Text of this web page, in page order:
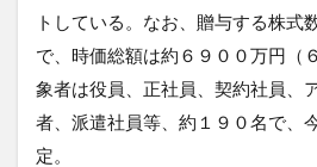
トしている。なお、贈与する株式
で、時価総額は約６９００万円（
象者は役員、正社員、契約社員、
者、派遣社員等、約１９０名で、
定。